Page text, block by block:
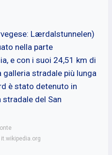
Lærdalstunnelen)
nella parte
e con i suoi 24,51 km di
galleria stradale più lunga
è stato detenuto in
del San